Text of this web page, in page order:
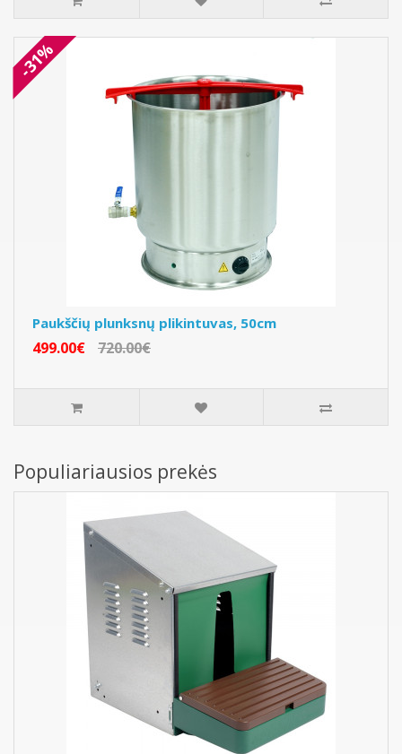
-31%
Paukščių plunksnų plikintuvas, 50cm
499.00€ 720.00€
Populiariausios prekės